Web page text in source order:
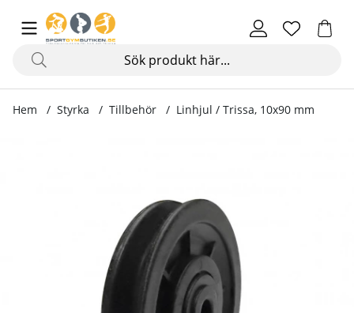
Hem Styrka Tillbehör Linhjul / Trissa, 10x90 mm